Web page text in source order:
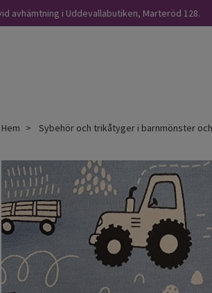
avhämtning i Uddevallabutiken, Marteröd 128.
Hem Sybehör och trikåtyger i barnmönster